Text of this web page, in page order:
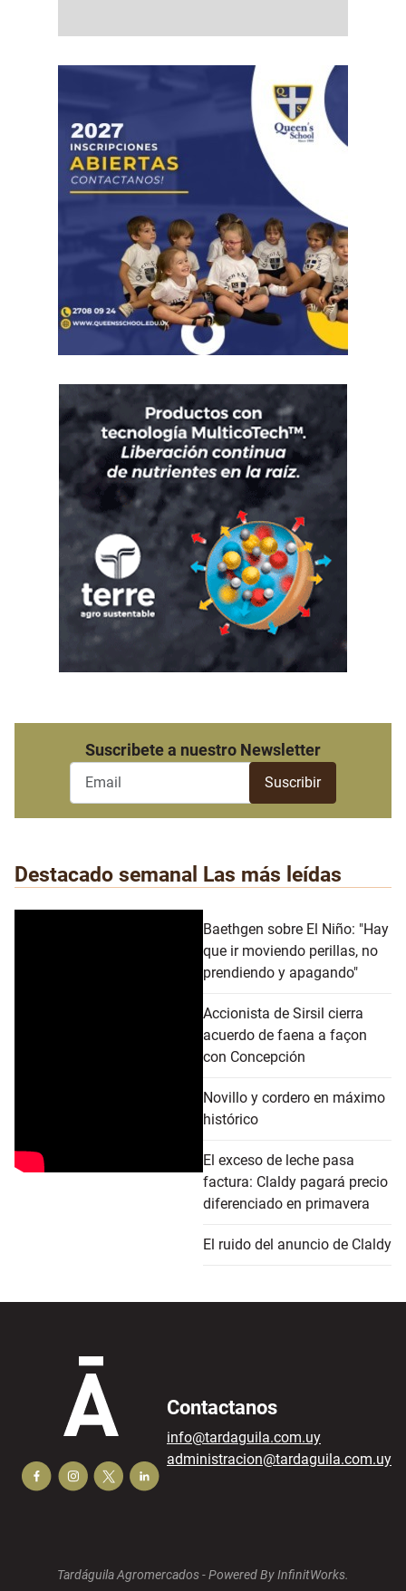
Suscribete a nuestro Newsletter
Destacado semanal Las más leídas
Baethgen sobre El Niño: "Hay
que ir moviendo perillas, no
prendiendo y apagando"
Accionista de Sirsil cierra
acuerdo de faena a façon
con Concepción
Novillo y cordero en máximo
histórico
El exceso de leche pasa
factura: Claldy pagará precio
diferenciado en primavera
El ruido del anuncio de Claldy
Contactanos
info@tardaguila.com.uy
administracion@tardaguila.com.uy
Tardáguila Agromercados -Powered By InfinitWorks.